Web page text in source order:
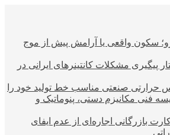
سکون واقعی یا آرامش پیش از موج
پیگیری مشکلات کانتینرهای ایرانی در
حرارتی صنعتی مناسب خط تولید خود را
فنی مکانیزم دستی، پنوماتیک و
کارت بازرگانی اجاره‌ای از عدم ایفای